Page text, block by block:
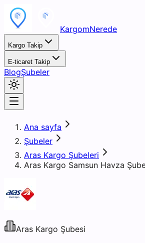
KargomNerede
Kargo Takip
E-ticaret Takip
BlogŞubeler
Ana sayfa
Şubeler
Aras Kargo Şubeleri
Aras Kargo Samsun Havza
Aras Kargo Şubesi